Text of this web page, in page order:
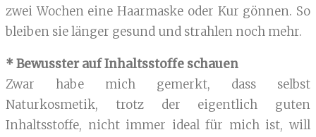
zwei Wochen eine Haarmaske oder Kur gönnen. So
bleiben sie länger gesund und strahlen noch mehr.
* Bewusster auf Inhaltsstoffe schauen
Zwar habe mich gemerkt, dass selbst
Naturkosmetik, trotz der eigentlich guten
Inhaltsstoffe, nicht immer ideal für mich ist, will